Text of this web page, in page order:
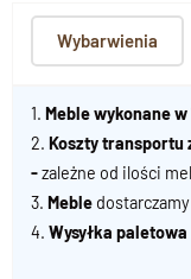
Wybarwienia
1. Meble wykonane
2. Koszty transportu
-zależne od ilości
3. Meble
4. Wysyłka paletowa